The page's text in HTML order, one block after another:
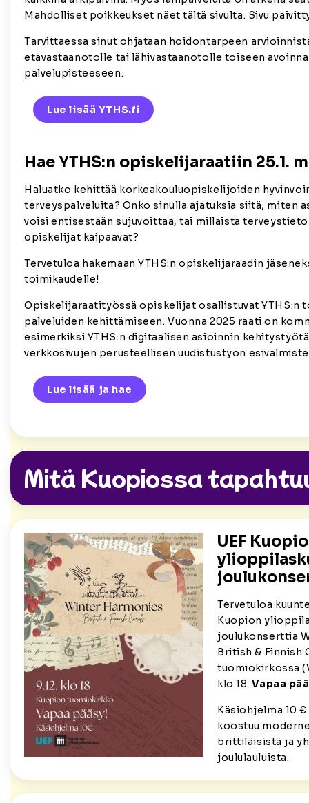
Mahdolliset poikkeukset näet tältä sivulta. Sivu
Tarvittaessa sinut ohjataan hoidontarpeen
etävastaanotolle tai lähivastaanotolle toiseen
palvelupisteeseen.
Lue lisää YTHS.fi
Hae YTHS:n opiskelijaraatiin 25.1.
Haluatko kehittää korkeakouluopiskelijoiden
terveyspalveluita? Onko sinulla ajatuksia siitä, miten
voisi entisestään sujuvoittaa, tai millaista
opiskelijat kaipaavat?
Tervetuloa hakemaan YTHS:n opiskelijaraadin
toimikaudelle!
Opiskelijaraatityössä opiskelijat osallistuvat YTHS:n
palveluiden kehittämiseen. Vuonna 2025 raati on
esimerkiksi YTHS:n digitaalisen asioinnin
verkkosivujen perusteellisen uudistustyön
Lue lisää ja hae
Mitä Kuopiossa
UEF
Tervetuloa
Kuopion
joulukonserttia
British & Finnish
tuomiokirkossa
klo 18.Vapaa
Käsiohjelma 10
koostuu
brittiläisistä ja
joululauluista.